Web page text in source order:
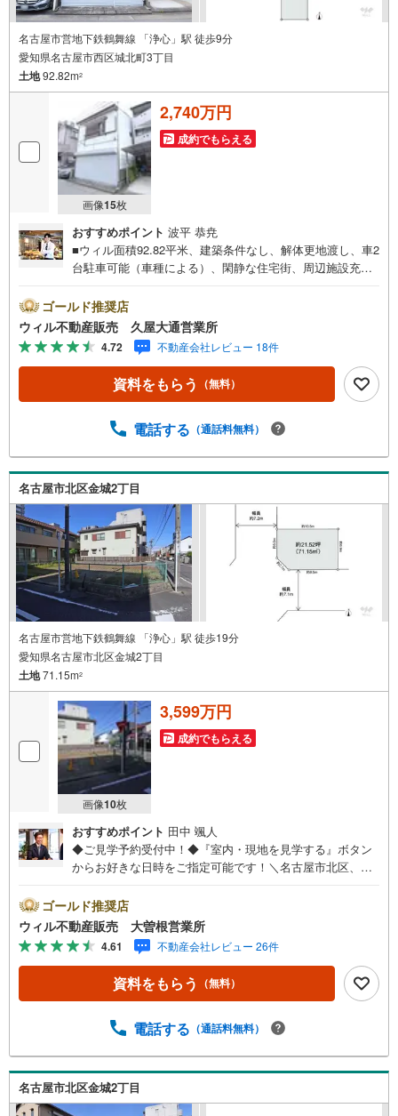
名古屋市営地下鉄鶴舞線 「浄心」駅 徒歩9分
愛知県名古屋市西区城北町3丁目
土地92.82m2
画像15枚
2,740万円
成約でもらえる
おすすめポイント 波平 恭尭
■ウィル面積92.82平米、建築条件なし、解体更地渡し、車2
台駐車可能（車種による）、閑静な住宅街、周辺施設充
なし！お好きなハウスメーカーをご利用いただけます。■電
車・バス・車と多様な交通手段利用可能！地下鉄2駅利用可
能:浄心駅9分、庄内通駅10分（電車）バス停:秩父通3分、
平六通5分（バス）西側約120mに江川線、南側30mに環状
線（車）通勤・通学や都心部へのアクセスがしやすい立地
です。■車2台並列駐車可能！（車種による）前面道路が7.2
少なく落ち着いた住宅街です。■生活利便性の高い環境！ス
ンビニ、公園が全て徒歩10分圏内に複数ございます。
ゴールド推奨店
ウィル不動産販売 久屋大通営業所
4.72 不動産会社レビュー 18件
資料をもらう （無料）
電話する （通話料無料）
名古屋市北区金城2丁目
名古屋市営地下鉄鶴舞線 「浄心」駅 徒歩19分
愛知県名古屋市北区金城2丁目
土地71.15m2
画像10枚
3,599万円
成約でもらえる
おすすめポイント 田中 颯人
◆ご見学予約受付中！◆『室内・現地を見学する』ボタン
からお好きな日時をご指定可能です！＼名古屋市北区、守
区、守山区の直接のご売却依頼を数多くいただいている不
動産仲介会社です。ネット上で分かる立地環境はもちろ
ん、過去にお任せいただいたお客様に現地の生の声をもと
に住戸環境を提案致します。＼平日のお住まい探しの方へ/
弊社では平日にご内覧・契約など平日にお住まい探しをさ
れるお客様にサービスをご用意しています。＼お仕事で忙
事前にご予約頂きましたら営業時間外でのご内覧もご対応
動産業者間で不動産情報が共有されているので、名古屋市
全域や、その他隣接エリアでもご内覧が可能です！ 【大曽
根営業所】○地下鉄名城線、JR中央線「大曽根」駅徒歩1分
ゴールド推奨店
ウィル不動産販売 大曽根営業所
4.61 不動産会社レビュー 26件
資料をもらう （無料）
電話する （通話料無料）
名古屋市北区金城2丁目